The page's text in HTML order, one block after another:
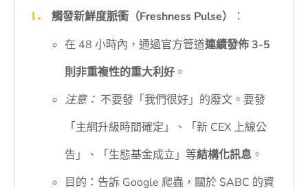
觸發新鮮度脈衝（Freshness Pulse）
：
在 48 小時內，通過官方管道連續發佈 3-5
則非重複性的重大利好。
注意： 不要發「我們很好」的廢文。要發
「主網升級時間確定」、「新 CEX 上線公
告」、「生態基金成立」等結構化訊息。
目的：告訴 Google 爬蟲，關於 $ABC 的資